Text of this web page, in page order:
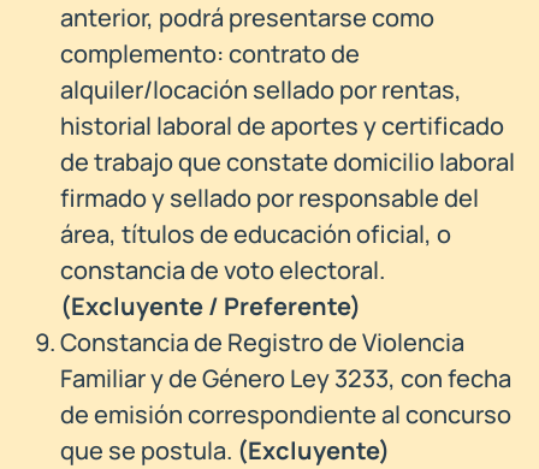
anterior, podrá presentarse como
complemento: contrato de
alquiler/locación sellado por rentas,
historial laboral de aportes y certificado
de trabajo que constate domicilio laboral
firmado y sellado por responsable del
área, títulos de educación oficial, o
constancia de voto electoral.
(Excluyente / Preferente)
Constancia de Registro de Violencia
Familiar y de Género Ley 3233, con fecha
de emisión correspondiente al concurso
que se postula. (Excluyente)